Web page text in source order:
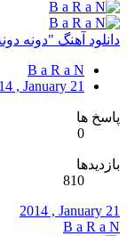
دانلود آهنگ "دونه
B a R a N
, January 21
پاسخ ها
0
بازدیدها
810
2014 , January 21
B a R a N